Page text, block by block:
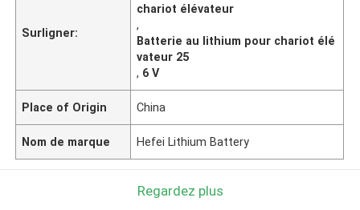
Surligner:
chariot élévateur
,
Batterie au lithium pour chariot élé
vateur 25
, 6 V
Place of Origin China
Nom de marque Hefei Lithium Battery
Regardez plus